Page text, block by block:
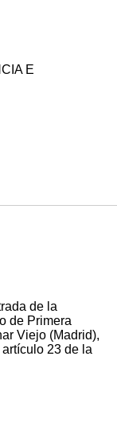
E
de la
de Primera
Viejo (Madrid),
23 de la